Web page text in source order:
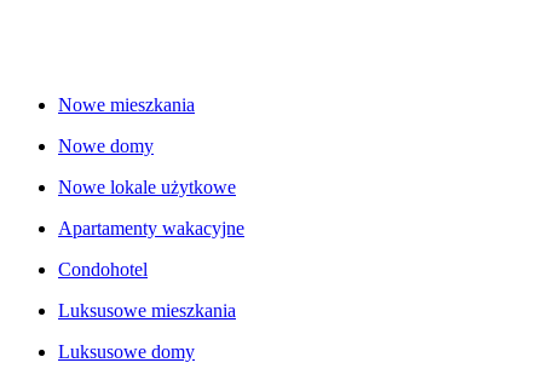
Nowe mieszkania
Nowe domy
Nowe lokale użytkowe
Apartamenty wakacyjne
Condohotel
Luksusowe mieszkania
Luksusowe domy